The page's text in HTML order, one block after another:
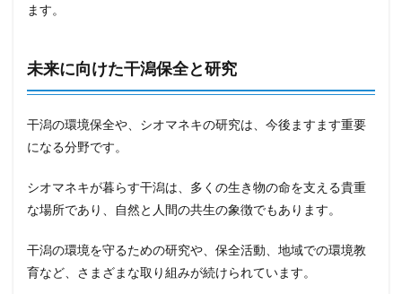
ます。
未来に向けた干潟保全と研究
干潟の環境保全や、シオマネキの研究は、今後ますます重要
になる分野です。
シオマネキが暮らす干潟は、多くの生き物の命を支える貴重
な場所であり、自然と人間の共生の象徴でもあります。
干潟の環境を守るための研究や、保全活動、地域での環境教
育など、さまざまな取り組みが続けられています。